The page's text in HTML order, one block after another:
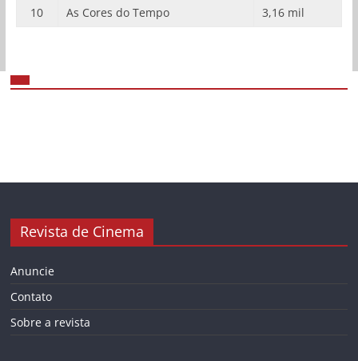
10
As Cores do Tempo 3,16 mil
Revista de Cinema
Anuncie
Contato
Sobre a revista